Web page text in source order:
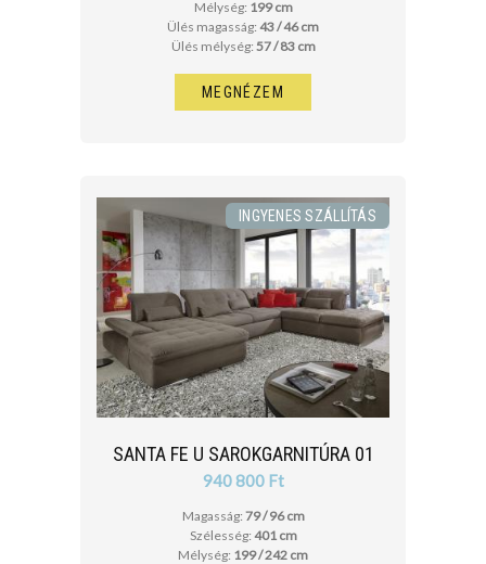
Mélység: 199 cm
Ülés magasság: 43 / 46 cm
Ülés mélység: 57 / 83 cm
MEGNÉZEM
SANTA FE U SAROKGARNITÚRA 01
940 800 Ft
INGYENES SZÁLLÍTÁS
Magasság: 79 / 96 cm
Szélesség: 401 cm
Mélység: 199 / 242 cm